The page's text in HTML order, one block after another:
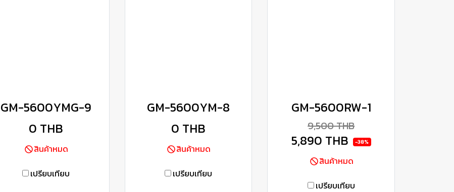
GM-5600YMG-9
0 THB
สินค้าหมด
เปรียบเทียบ
GM-5600YM-8
0 THB
สินค้าหมด
เปรียบเทียบ
GM-5600RW-1
9,500 THB
5,890 THB -38%
สินค้าหมด
เปรียบเทียบ